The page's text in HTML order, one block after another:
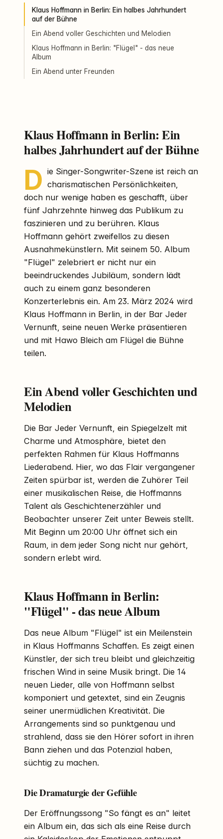
Klaus Hoffmann in Berlin: Ein halbes Jahrhundert
auf der Bühne
Ein Abend voller Geschichten und Melodien
Klaus Hoffmann in Berlin: "Flügel" - das neue
Album
Ein Abend unter Freunden
Klaus Hoffmann in Berlin: Ein
halbes Jahrhundert auf der Bühne
D ie Singer-Songwriter-Szene ist reich an
charismatischen Persönlichkeiten,
doch nur wenige haben es geschafft, über
fünf Jahrzehnte hinweg das Publikum zu
faszinieren und zu berühren. Klaus
Hoffmann gehört zweifellos zu diesen
Ausnahmekünstlern. Mit seinem 50. Album
"Flügel" zelebriert er nicht nur ein
beeindruckendes Jubiläum, sondern lädt
auch zu einem ganz besonderen
Konzerterlebnis ein. Am 23. März 2024 wird
Klaus Hoffmann in Berlin, in der Bar Jeder
Vernunft, seine neuen Werke präsentieren
und mit Hawo Bleich am Flügel die Bühne
teilen.
Ein Abend voller Geschichten und
Melodien
Die Bar Jeder Vernunft, ein Spiegelzelt mit
Charme und Atmosphäre, bietet den
perfekten Rahmen für Klaus Hoffmanns
Liederabend. Hier, wo das Flair vergangener
Zeiten spürbar ist, werden die Zuhörer Teil
einer musikalischen Reise, die Hoffmanns
Talent als Geschichtenerzähler und
Beobachter unserer Zeit unter Beweis stellt.
Mit Beginn um 20:00 Uhr öffnet sich ein
Raum, in dem jeder Song nicht nur gehört,
sondern erlebt wird.
Klaus Hoffmann in Berlin:
"Flügel" - das neue Album
Das neue Album "Flügel" ist ein Meilenstein
in Klaus Hoffmanns Schaffen. Es zeigt einen
Künstler, der sich treu bleibt und gleichzeitig
frischen Wind in seine Musik bringt. Die 14
neuen Lieder, alle von Hoffmann selbst
komponiert und getextet, sind ein Zeugnis
seiner unermüdlichen Kreativität. Die
Arrangements sind so punktgenau und
strahlend, dass sie den Hörer sofort in ihren
Bann ziehen und das Potenzial haben,
süchtig zu machen.
Die Dramaturgie der Gefühle
Der Eröffnungssong "So fängt es an" leitet
ein Album ein, das sich als eine Reise durch